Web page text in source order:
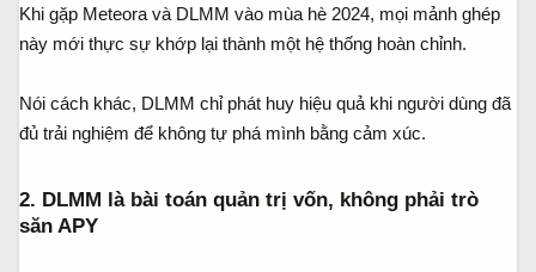
Khi gặp Meteora và DLMM vào mùa hè 2024, mọi mảnh ghép
này mới thực sự khớp lại thành một hệ thống hoàn chỉnh.
Nói cách khác, DLMM chỉ phát huy hiệu quả khi người dùng đã
đủ trải nghiệm để không tự phá mình bằng cảm xúc.
2. DLMM là bài toán quản trị vốn, không phải trò
săn APY​